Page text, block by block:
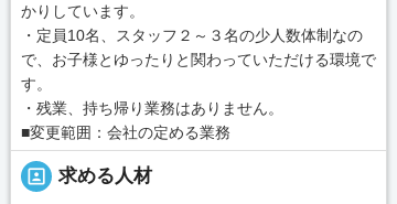
かりしています。
・定員10名、スタッフ２～３名の少人数体制なの
で、お子様とゆったりと関わっていただける環境で
す。
・残業、持ち帰り業務はありません。
■変更範囲：会社の定める業務
portrait 求める人材